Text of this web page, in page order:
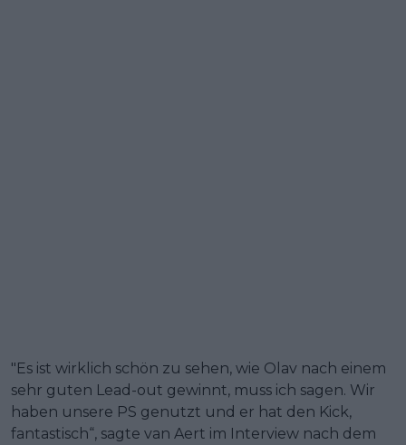
"Es ist wirklich schön zu sehen, wie Olav nach einem
sehr guten Lead-out gewinnt, muss ich sagen. Wir
haben unsere PS genutzt und er hat den Kick,
fantastisch“, sagte van Aert im Interview nach dem